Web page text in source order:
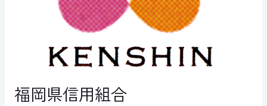
福岡県信用組合